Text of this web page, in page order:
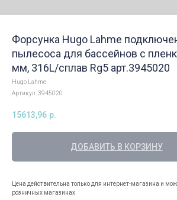
Форсунка Hugo Lahme
пылесоса для бассейнов с
мм, 316L/сплав Rg5 арт.3945020
Hugo Lahme
Артикул:3945020
15613,96 р.
ДОБАВИТЬ В КОРЗИНУ
Цена действительна только для интернет-магазина и
розничных магазинах